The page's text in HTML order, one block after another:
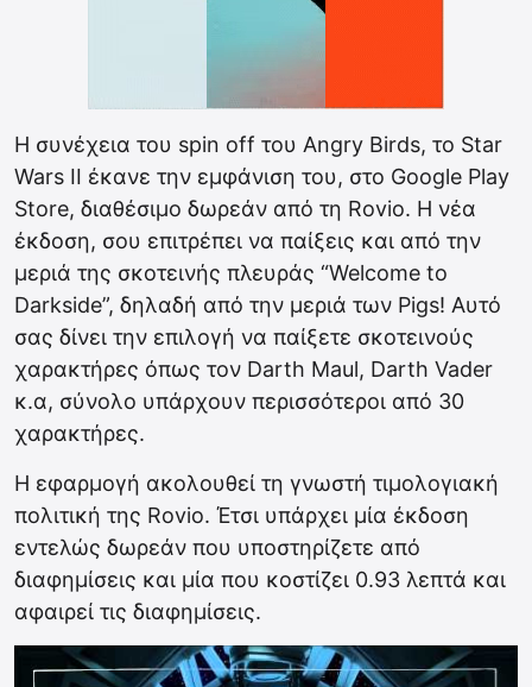
Η συνέχεια του spin off του Angry Birds, το Star
Wars II έκανε την εμφάνιση του, στο Google Play
Store, διαθέσιμο δωρεάν από τη Rovio. Η νέα
έκδοση, σου επιτρέπει να παίξεις και από την
μεριά της σκοτεινής πλευράς “Welcome to
Darkside”, δηλαδή από την μεριά των Pigs! Αυτό
σας δίνει την επιλογή να παίξετε σκοτεινούς
χαρακτήρες όπως τον Darth Maul, Darth Vader
κ.α, σύνολο υπάρχουν περισσότεροι από 30
χαρακτήρες.
Η εφαρμογή ακολουθεί τη γνωστή τιμολογιακή
πολιτική της Rovio. Έτσι υπάρχει μία έκδοση
εντελώς δωρεάν που υποστηρίζετε από
διαφημίσεις και μία που κοστίζει 0.93 λεπτά και
αφαιρεί τις διαφημίσεις.